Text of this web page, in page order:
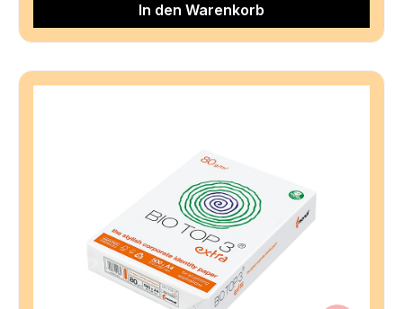
In den Warenkorb